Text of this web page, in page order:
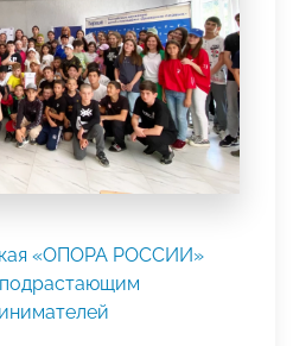
«ОПОРА РОССИИ»
подрастающим